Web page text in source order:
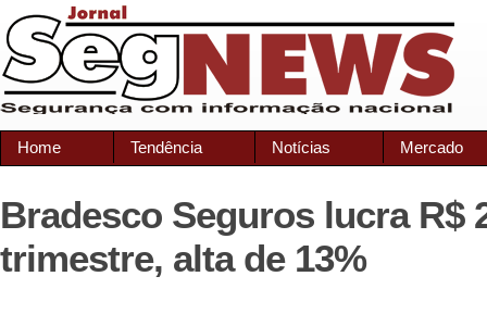
Home Tendência Notícias Mercado
Bradesco Seguros lucra R$
trimestre, alta de 13%